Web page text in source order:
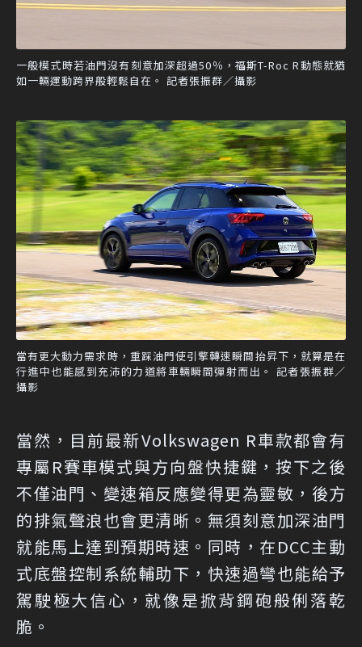
一般模式時若油門沒有刻意加深超過50％，福斯T-Roc R動態就猶
如一輛運動跨界般輕鬆自在。 記者張振群／攝影
當有更大動力需求時，重踩油門使引擎轉速瞬間抬昇下，就算是在
行進中也能感到充沛的力道將車輛瞬間彈射而出。 記者張振群／
攝影
當然，目前最新Volkswagen R車款都會有
專屬R賽車模式與方向盤快捷鍵，按下之後
不僅油門、變速箱反應變得更為靈敏，後方
的排氣聲浪也會更清晰。無須刻意加深油門
就能馬上達到預期時速。同時，在DCC主動
式底盤控制系統輔助下，快速過彎也能給予
駕駛極大信心，就像是掀背鋼砲般俐落乾
脆。